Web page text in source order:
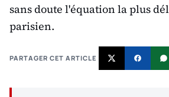
sans doute l'équation la plus
parisien.
PARTAGER CET ARTICLE